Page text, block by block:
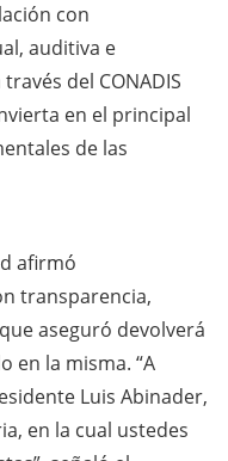
con
auditiva e
del CONADIS
en el principal
de las
afirmó
transparencia,
aseguró devolverá
en la misma. “A
Luis Abinader,
en la cual ustedes